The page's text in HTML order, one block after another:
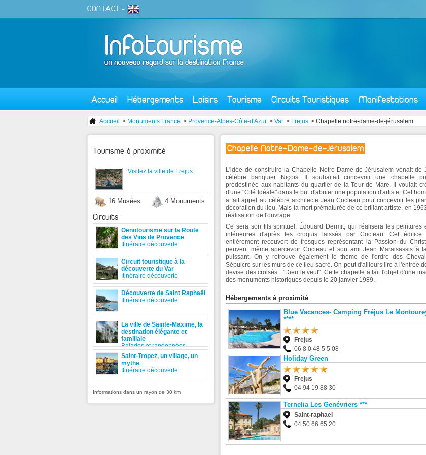
CONTACT -
Accueil Hébergements Loisirs Tourisme Circuits Touristiques Manifestations
Accueil > Monuments France > Provence-Alpes-Côte-d'Azur > Var > Frejus > Chapelle notre-dame-de-jérusalem
Chapelle Notre-Dame-de-Jérusalem
L'idée de construire la Chapelle Notre-Dame-de-Jérusalem venait de
célèbre banquier Niçois. Il souhaitait concevoir une chapelle
prédestinée aux habitants du quartier de la Tour de Mare. Il voulait
d'une "Cité Idéale" dans le but d'abriter une population d'artiste. Cet
a fait appel au célèbre architecte Jean Cocteau pour concevoir les
décoration du lieu. Mais la mort prématurée de ce brillant artiste, en
réalisation de l'ouvrage.
Ce sera son fils spirituel, Édouard Dermit, qui réalisera les peintures
intérieures d'après les croquis laissés par Cocteau. Cet édifice
entièrement recouvert de fresques représentant la Passion du
peuvent même apercevoir Cocteau et son ami Jean Maraisassis à
puissant. On y retrouve également le thème de l'ordre des
Sépulcre sur les murs de ce lieu sacré. On peut d'ailleurs lire à l'entrée
devise des croisés : "Dieu le veut". Cette chapelle a fait l'objet d'une
des monuments historiques depuis le 20 janvier 1989.
Hébergements à proximité
Blue Vacances- Camping Fréjus Le
****
Frejus
06 8 0 48 5 5 08
Holiday Green
Frejus
04 94 19 88 30
Ternelia Les Genévriers ***
Saint-raphael
04 50 66 65 20
Tourisme à proximité
Visitez la ville de Frejus
16 Musées 4 Monuments
Circuits
Oenotourisme sur la Route
des Vins de Provence
Itinéraire découverte
Circuit touristique à la
découverte du Var
Itinéraire découverte
Découverte de Saint Raphaël
Itinéraire découverte
La ville de Sainte-Maxime, la
destination élégante et
familiale
Balades et randonnées
Saint-Tropez, un village, un
mythe
Itinéraire découverte
Informations dans un rayon de 30 km